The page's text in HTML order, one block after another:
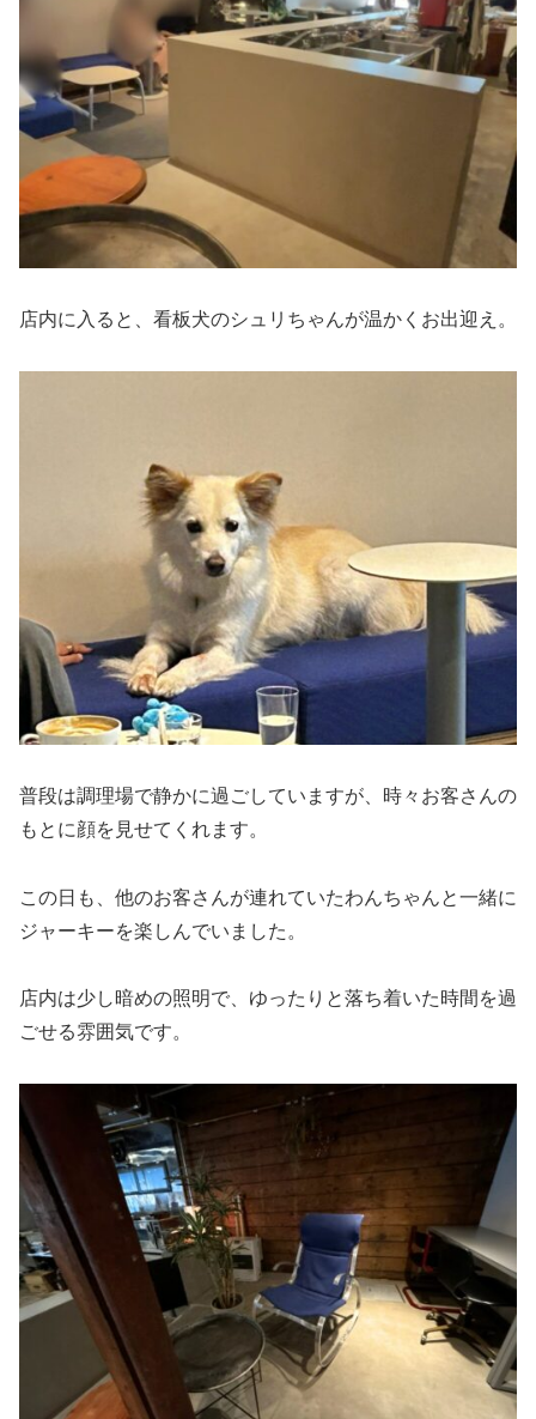
店内に入ると、看板犬のシュリちゃんが温かくお出迎え。
普段は調理場で静かに過ごしていますが、時々お客さんの
もとに顔を見せてくれます。
この日も、他のお客さんが連れていたわんちゃんと一緒に
ジャーキーを楽しんでいました。
店内は少し暗めの照明で、ゆったりと落ち着いた時間を過
ごせる雰囲気です。